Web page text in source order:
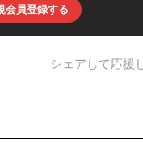
会員登録する
シェアして応援